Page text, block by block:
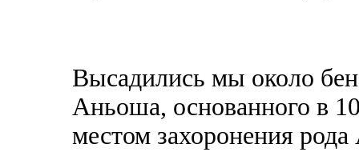
Высадились мы около
Аньоша, основанного в
местом захоронения